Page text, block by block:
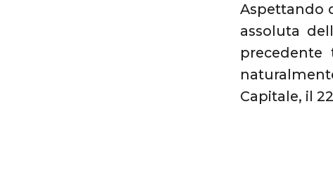
Aspettando
assoluta
precedente
Capitale, il